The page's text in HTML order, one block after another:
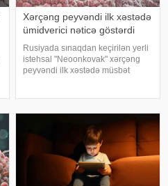
Xərçəng peyvəndi ilk xəstədə
ümidverici nəticə göstərdi
Rusiyada sınaqdan keçirilən yerli
istehsal "Neoonkovak" xərçəng
peyvəndi ilk xəstədə müsbət
Epidemiologiya və Mikrobiologiya